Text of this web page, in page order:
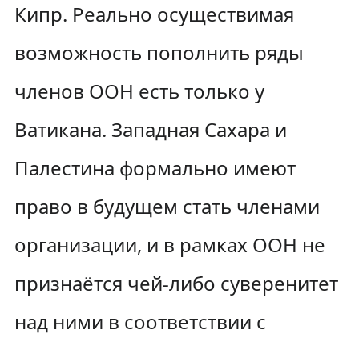
Кипр. Реально осуществимая
возможность пополнить ряды
членов ООН есть только у
Ватикана. Западная Сахара и
Палестина формально имеют
право в будущем стать членами
организации, и в рамках ООН не
признаётся чей-либо суверенитет
над ними в соответствии с